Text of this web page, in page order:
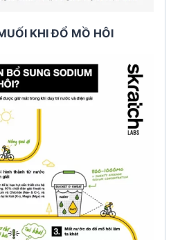
KHI ĐỔ MỒ HÔI